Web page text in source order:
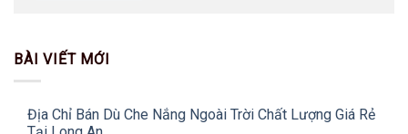
BÀI VIẾT MỚI
Địa Chỉ Bán Dù Che Nắng Ngoài Trời Chất Lượng Giá Rẻ